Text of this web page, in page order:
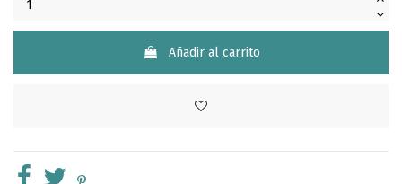
Añadir al carrito